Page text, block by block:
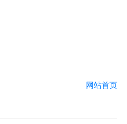
网站首页